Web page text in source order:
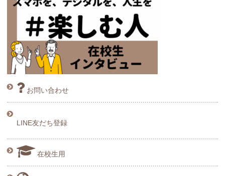
お問い合わせ
LINE友だち登録
在校生用